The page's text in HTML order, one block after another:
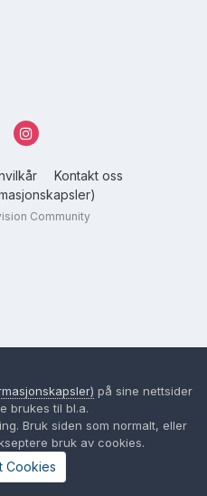
Kontakt oss
Community
på sine nettsider
brukes til bl.a.
Bruk siden som normalt, eller
bruk av cookies.
Cookies